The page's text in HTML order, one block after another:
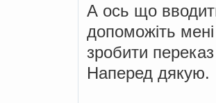
А ось що
допоможіть
зробити
Наперед дякую.